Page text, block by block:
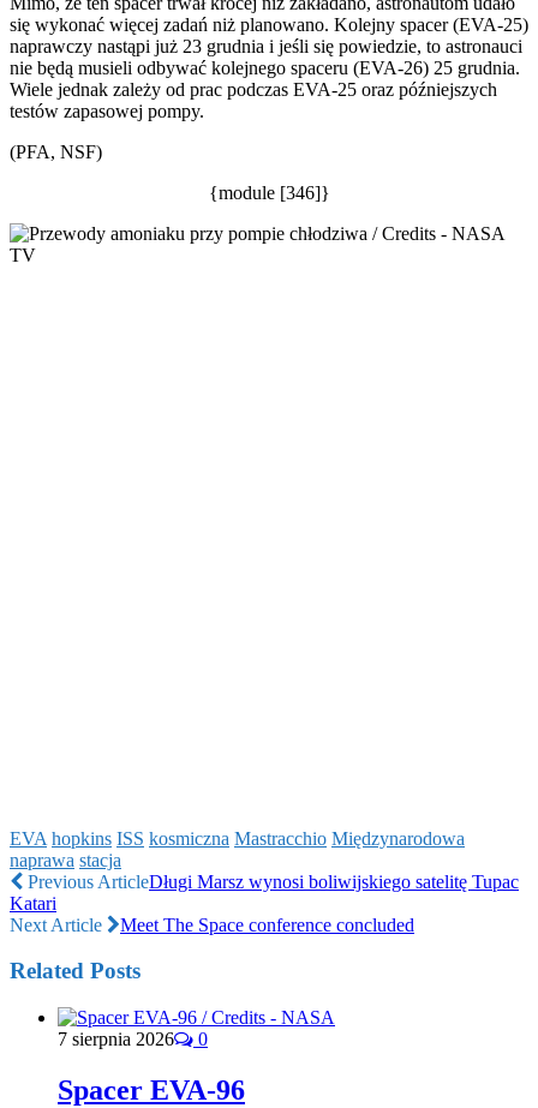
się wykonać więcej zadań niż planowano. Kolejny spacer (EVA-25)
naprawczy nastąpi już 23 grudnia i jeśli się powiedzie, to astronauci
nie będą musieli odbywać kolejnego spaceru (EVA-26) 25 grudnia.
Wiele jednak zależy od prac podczas EVA-25 oraz późniejszych
testów zapasowej pompy.
(PFA, NSF)
{module [346]}
EVA hopkins ISS kosmiczna Mastracchio Międzynarodowa
naprawa stacja
Previous ArticleDługi Marsz wynosi boliwijskiego satelitę Tupac
Katari
Next Article
Meet The Space conference concluded
Related Posts
7 sierpnia 2026 0
Spacer EVA-96